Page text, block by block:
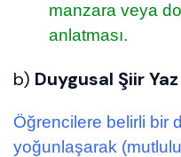
manzara veya
anlatması.
b) Duygusal Şiir Yaz
Öğrencilere belirli bir
yoğunlaşarak